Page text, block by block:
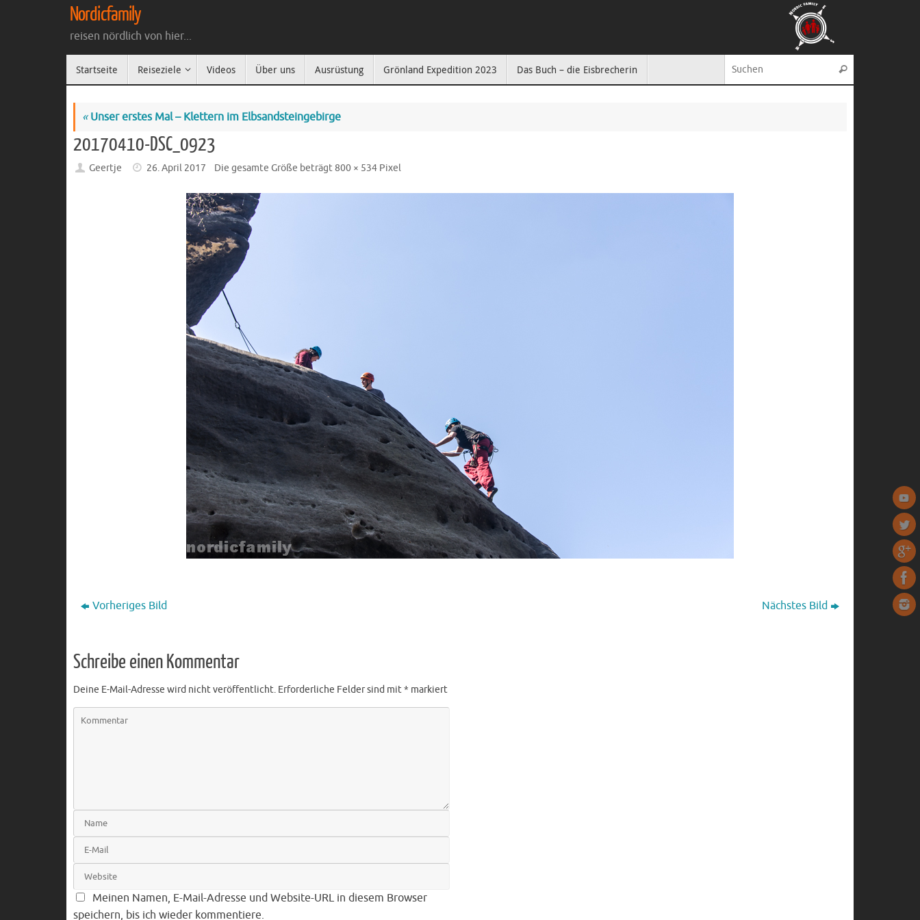
Nordicfamily
reisen nördlich von hier...
Inhalt
Startseite Reiseziele Videos Über uns Ausrüstung Grönland Expedition 2023 Das Buch – die Eisbrecherin Suchen
«Unser erstes Mal – Klettern im Elbsandsteingebirge
20170410-DSC_0923
Geertje 26. April 2017 Die gesamte Größe beträgt800 × 534Pixel
Vorheriges Bild Nächstes Bild
Schreibe einen Kommentar
Deine E-Mail-Adresse wird nicht veröffentlicht. Erforderliche Felder sind mit* markiert
Meinen Namen, E-Mail-Adresse und Website-URL in diesem Browser
speichern, bis ich wieder kommentiere.